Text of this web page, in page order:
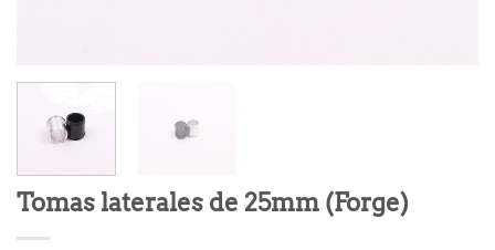
Tomas laterales de 25mm (Forge)